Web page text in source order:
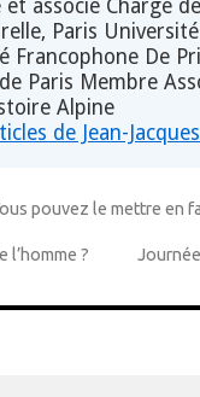
et associé Chargé
Paris
Francophone De
Paris Membre
Alpine
de Jean-
pouvez le mettre en
l’homme ?